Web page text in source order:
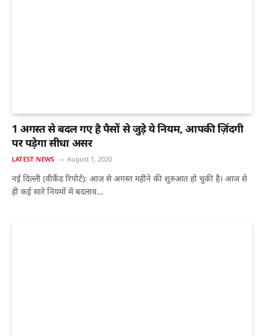
1 अगस्त से बदल गए है पैसों से जुड़े ये नियम, आपकी ज़िंदगी
पर पड़ेगा सीधा असर
LATEST NEWS August 1, 2020
नई दिल्ली (वीकैंड रिपोर्ट): आज से अगस्त महीने की शुरुआत हो चुकी है। आज से
ही कई सारे नियमों में बदलाव…